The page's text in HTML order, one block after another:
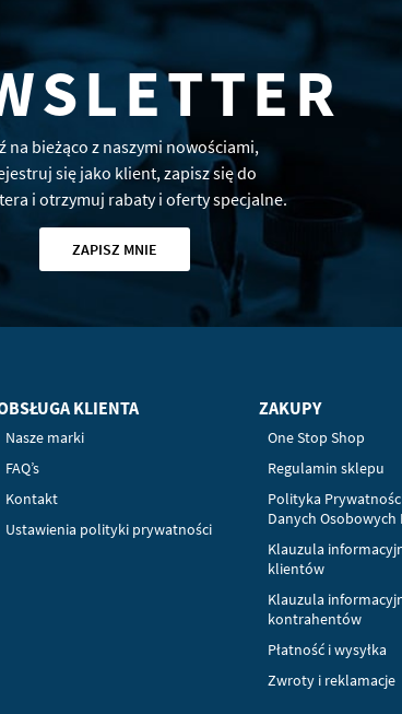
na bieżąco z naszymi nowościami,
się jako klient, zapisz się do
i otrzymuj rabaty i oferty specjalne.
ZAPISZ MNIE
KLIENTA
Nasze marki
FAQ’s
Kontakt
Ustawienia polityki prywatności
ZAKUPY
One Stop Shop
Regulamin sklepu
Polityka
Danych Osobowych
Klauzula
klientów
Klauzula
kontrahentów
Płatność i wysyłka
Zwroty i reklamacje